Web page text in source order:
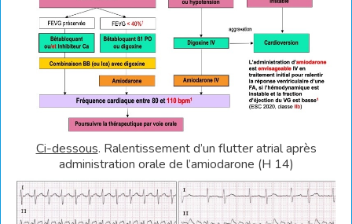
Ci-dessous. Ralentissement d’un flutter atrial après
administration orale de l’amiodarone (H 14)